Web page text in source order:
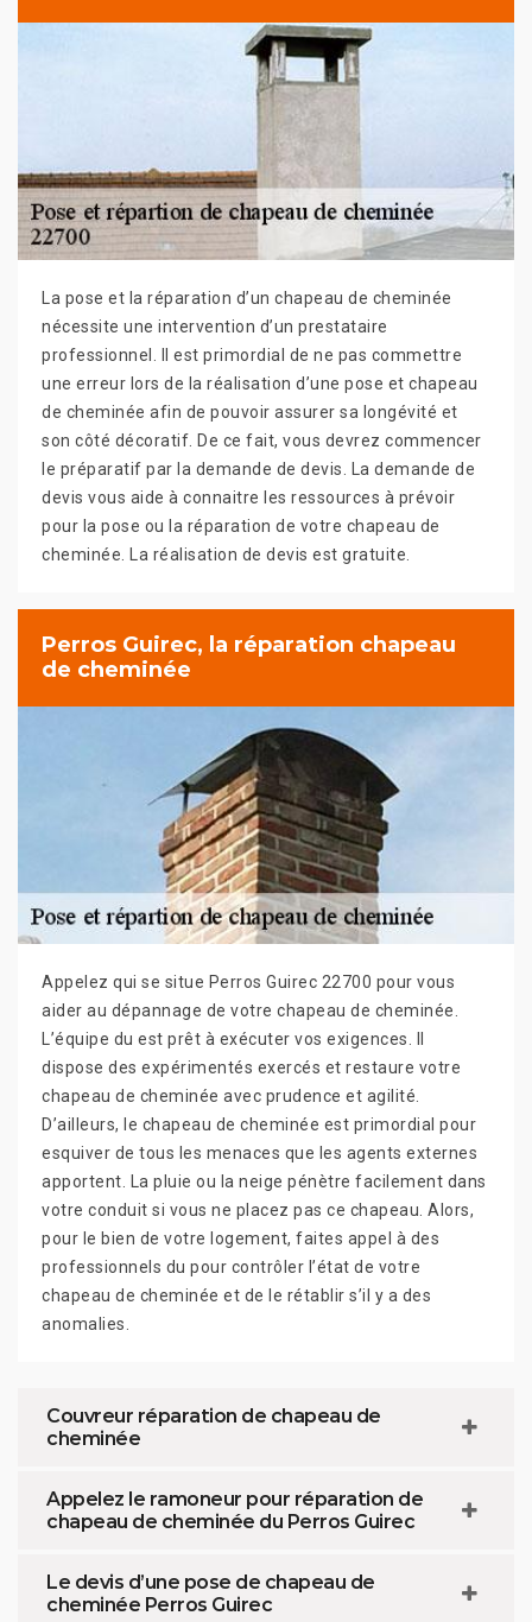
La pose et la réparation d’un chapeau de cheminée
nécessite une intervention d’un prestataire
professionnel. Il est primordial de ne pas commettre
une erreur lors de la réalisation d’une pose et chapeau
de cheminée afin de pouvoir assurer sa longévité et
son côté décoratif. De ce fait, vous devrez commencer
le préparatif par la demande de devis. La demande de
devis vous aide à connaitre les ressources à prévoir
pour la pose ou la réparation de votre chapeau de
cheminée. La réalisation de devis est gratuite.
Perros Guirec, la réparation chapeau
de cheminée
Appelez qui se situe Perros Guirec 22700 pour vous
aider au dépannage de votre chapeau de cheminée.
L’équipe du est prêt à exécuter vos exigences. Il
dispose des expérimentés exercés et restaure votre
chapeau de cheminée avec prudence et agilité.
D’ailleurs, le chapeau de cheminée est primordial pour
esquiver de tous les menaces que les agents externes
apportent. La pluie ou la neige pénètre facilement dans
votre conduit si vous ne placez pas ce chapeau. Alors,
pour le bien de votre logement, faites appel à des
professionnels du pour contrôler l’état de votre
chapeau de cheminée et de le rétablir s’il y a des
anomalies.
Couvreur réparation de chapeau de
cheminée
Appelez le ramoneur pour réparation de
chapeau de cheminée du Perros Guirec
Le devis d’une pose de chapeau de
cheminée Perros Guirec